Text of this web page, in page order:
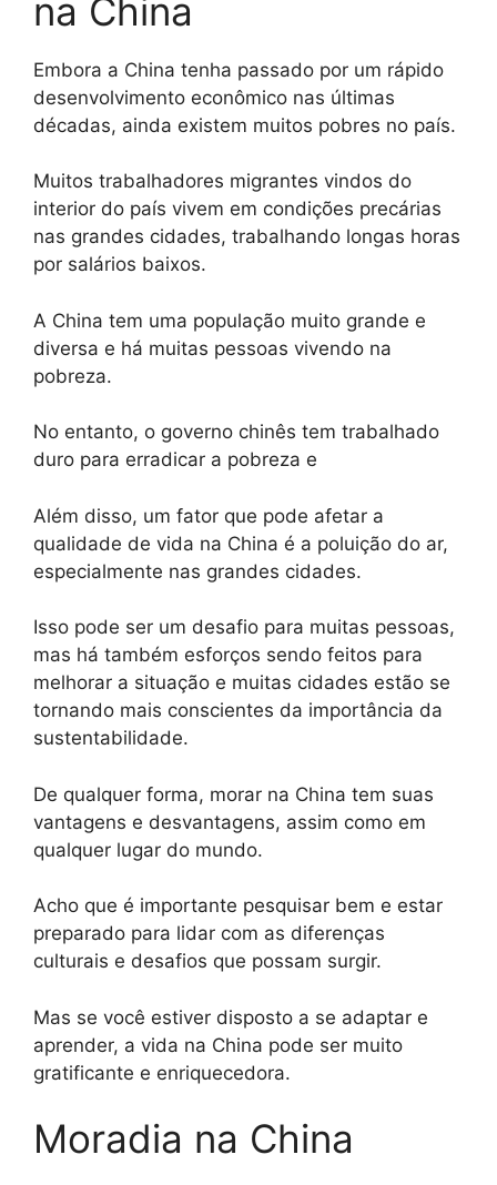
na China
Embora a China tenha passado por um rápido
desenvolvimento econômico nas últimas
décadas, ainda existem muitos pobres no país.
Muitos trabalhadores migrantes vindos do
interior do país vivem em condições precárias
nas grandes cidades, trabalhando longas horas
por salários baixos.
A China tem uma população muito grande e
diversa e há muitas pessoas vivendo na
pobreza.
No entanto, o governo chinês tem trabalhado
duro para erradicar a pobreza e
Além disso, um fator que pode afetar a
qualidade de vida na China é a poluição do ar,
especialmente nas grandes cidades.
Isso pode ser um desafio para muitas pessoas,
mas há também esforços sendo feitos para
melhorar a situação e muitas cidades estão se
tornando mais conscientes da importância da
sustentabilidade.
De qualquer forma, morar na China tem suas
vantagens e desvantagens, assim como em
qualquer lugar do mundo.
Acho que é importante pesquisar bem e estar
preparado para lidar com as diferenças
culturais e desafios que possam surgir.
Mas se você estiver disposto a se adaptar e
aprender, a vida na China pode ser muito
gratificante e enriquecedora.
Moradia na China